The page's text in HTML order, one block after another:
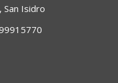
San Isidro